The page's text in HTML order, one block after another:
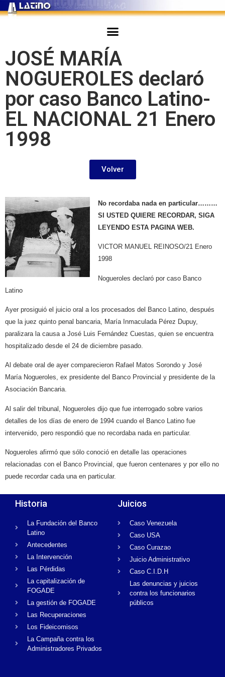
JOSÉ MARÍA
NOGUEROLES declaró
por caso Banco Latino-
EL NACIONAL 21 Enero
1998
Volver
No recordaba nada en particular………
SI USTED QUIERE RECORDAR, SIGA
LEYENDO ESTA PAGINA WEB.
VICTOR MANUEL REINOSO/21 Enero
1998
Nogueroles declaró por caso Banco
Latino
Ayer prosiguió el juicio oral a los procesados del Banco Latino, después
que la juez quinto penal bancaria, María Inmaculada Pérez Dupuy,
paralizara la causa a José Luis Fernández Cuestas, quien se encuentra
hospitalizado desde el 24 de diciembre pasado.
Al debate oral de ayer comparecieron Rafael Matos Sorondo y José
María Nogueroles, ex presidente del Banco Provincial y presidente de la
Asociación Bancaria.
Al salir del tribunal, Nogueroles dijo que fue interrogado sobre varios
detalles de los días de enero de 1994 cuando el Banco Latino fue
intervenido, pero respondió que no recordaba nada en particular.
Nogueroles afirmó que sólo conoció en detalle las operaciones
relacionadas con el Banco Provincial, que fueron centenares y por ello no
puede recordar cada una en particular.
Historia
La Fundación del Banco
Latino
Antecedentes
La Intervención
Las Pérdidas
La capitalización de
FOGADE
La gestión de FOGADE
Las Recuperaciones
Los Fideicomisos
La Campaña contra los
Administradores Privados
Juicios
Caso Venezuela
Caso USA
Caso Curazao
Juicio Administrativo
Caso C.I.D.H
Las denuncias y juicios
contra los funcionarios
públicos